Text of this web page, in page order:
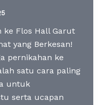
ke Flos Hall Garut
yang Berkesan!
pernikahan ke
satu cara paling
untuk
serta ucapan